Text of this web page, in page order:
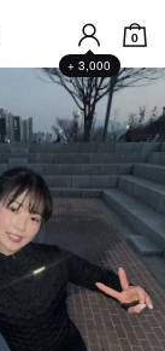
+ 3,000
0